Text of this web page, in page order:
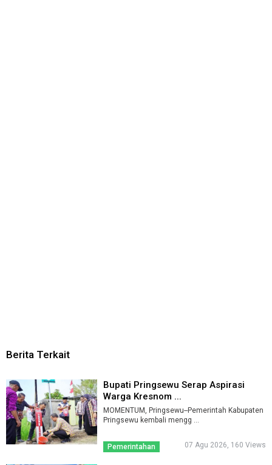
Berita Terkait
Bupati Pringsewu Serap Aspirasi
Warga Kresnom ...
MOMENTUM, Pringsewu--Pemerintah Kabupaten
Pringsewu kembali mengg ...
Pemerintahan 07 Agu 2026, 160 Views